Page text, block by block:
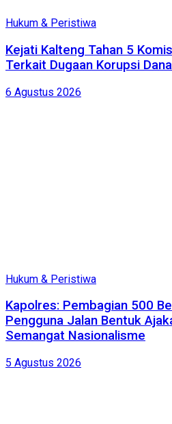
Hukum & Peristiwa
Kejati Kalteng Tahan 5
Terkait Dugaan Korupsi
6 Agustus 2026
Hukum & Peristiwa
Kapolres: Pembagian 500
Pengguna Jalan Bentuk
Semangat Nasionalisme
5 Agustus 2026